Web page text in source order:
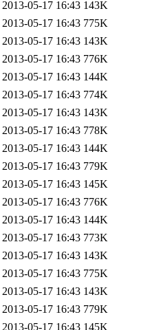
2013-05-17 16:43 143K
2013-05-17 16:43 775K
2013-05-17 16:43 143K
2013-05-17 16:43 776K
2013-05-17 16:43 144K
2013-05-17 16:43 774K
2013-05-17 16:43 143K
2013-05-17 16:43 778K
2013-05-17 16:43 144K
2013-05-17 16:43 779K
2013-05-17 16:43 145K
2013-05-17 16:43 776K
2013-05-17 16:43 144K
2013-05-17 16:43 773K
2013-05-17 16:43 143K
2013-05-17 16:43 775K
2013-05-17 16:43 143K
2013-05-17 16:43 779K
2013-05-17 16:43 145K